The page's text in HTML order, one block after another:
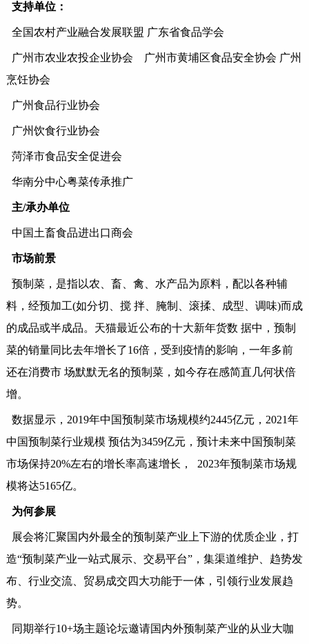
支持单位：
全国农村产业融合发展联盟 广东省食品学会
广州市农业农投企业协会 广州市黄埔区食品安全协会 广州
烹饪协会
广州食品行业协会
广州饮食行业协会
菏泽市食品安全促进会
华南分中心粤菜传承推广
主/承办单位
中国土畜食品进出口商会
市场前景
预制菜，是指以农、畜、禽、水产品为原料，配以各种辅
料，经预加工(如分切、搅 拌、腌制、滚揉、成型、调味)而成
的成品或半成品。天猫最近公布的十大新年货数 据中，预制
菜的销量同比去年增长了16倍，受到疫情的影响，一年多前
还在消费市 场默默无名的预制菜，如今存在感简直几何状倍
增。
数据显示， 2019年中国预制菜市场规模约2445亿元，2021年
中国预制菜行业规模 预估为3459亿元，预计未来中国预制菜
市场保持20%左右的增长率高速增长， 2023年预制菜市场规
模将达5165亿。
为何参展
展会将汇聚国内外最全的预制菜产业上下游的优质企业，打
造“预制菜产业一站式展示、交易平台”，集渠道维护、趋势发
布、行业交流、贸易成交四大功能于一体，引领行业发展趋
势。
同期举行10+场主题论坛邀请国内外预制菜产业的从业大咖